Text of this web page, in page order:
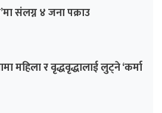
संलग्न ४ जना पक्राउ
महिला र वृद्धवृद्धालाई लुट्ने ‘कर्मा